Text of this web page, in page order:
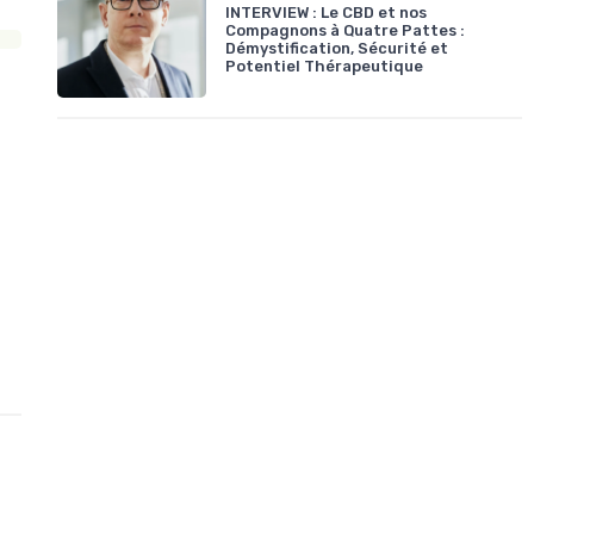
INTERVIEW : Le CBD et nos
Compagnons à Quatre Pattes :
Démystification, Sécurité et
Potentiel Thérapeutique